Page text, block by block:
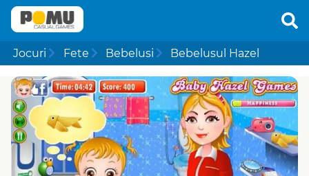
Jocuri Fete Bebelusi Bebelusul Hazel